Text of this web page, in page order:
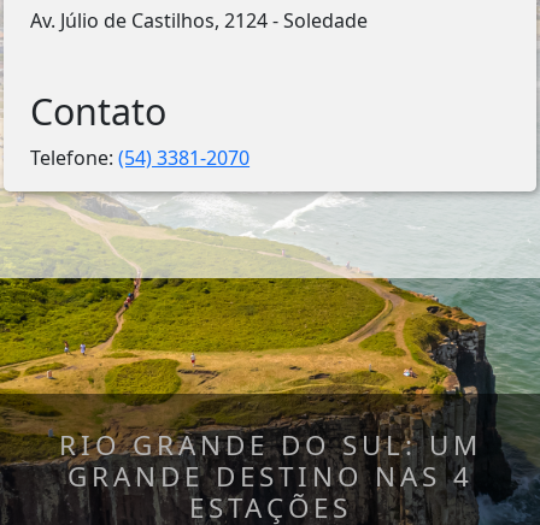
Av. Júlio de Castilhos, 2124 - Soledade
Contato
Telefone:(54) 3381-2070
RIO GRANDE DO SUL: UM
GRANDE DESTINO NAS 4
ESTAÇÕES